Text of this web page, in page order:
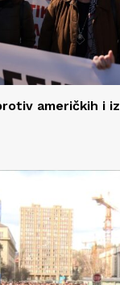
američkih i